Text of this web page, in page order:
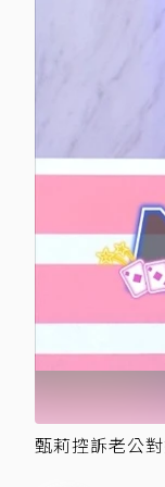
甄莉控訴老公